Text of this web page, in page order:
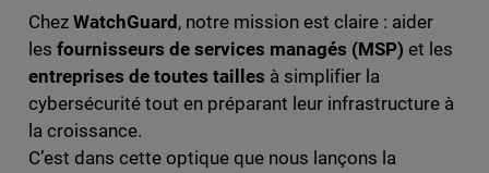
Chez WatchGuard , notre mission est claire : aider
les fournisseurs de services managés (MSP) et les
entreprises de toutes tailles à simplifier la
cybersécurité tout en préparant leur infrastructure à
la croissance.
C’est dans cette optique que nous lançons la